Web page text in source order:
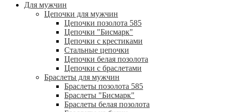
Для мужчин
Цепочки для мужчин
Цепочки позолота 585
Цепочки "Бисмарк"
Цепочки с крестиками
Стальные цепочки
Цепочки белая позолота
Цепочки с браслетами
Браслеты для мужчин
Браслеты позолота 585
Браслеты "Бисмарк"
Браслеты белая позолота